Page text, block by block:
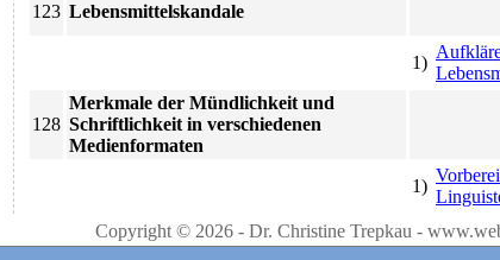
123 Lebensmittelskandale
1)
128
Merkmale der Mündlichkeit und
Schriftlichkeit in verschiedenen
Medienformaten
1)
Copyright © 2026 - Dr. Christine Trepkau -